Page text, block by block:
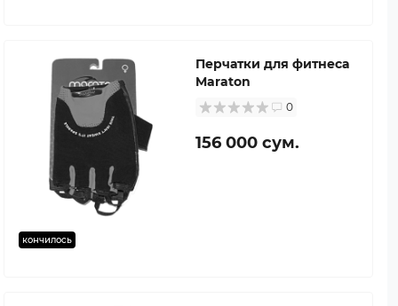
кончилось
Перчатки для фитнеса
Maraton
0
156 000 сум.